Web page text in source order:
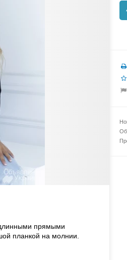
прямыми
планкой на молнии.